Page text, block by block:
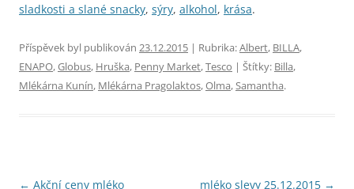
sladkosti a slané snacky, sýry, alkohol, krása.
Příspěvek byl publikován 23.12.2015 | Rubrika:Albert, BILLA,
ENAPO,Globus, Hruška, Penny Market,Tesco | Štítky: Billa,
Mlékárna Kunín, Mlékárna Pragolaktos,Olma,Samantha.
Navigace
← Akční ceny mléko
mléko slevy 25.12.2015 →